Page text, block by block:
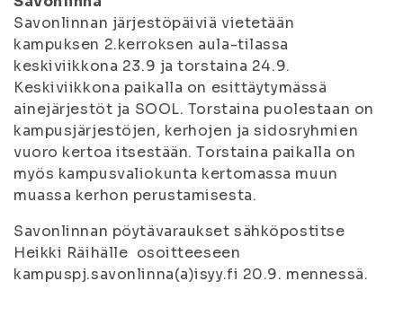
Savonlinnan järjestöpäiviä vietetään
kampuksen 2.kerroksen aula-tilassa
keskiviikkona 23.9 ja torstaina 24.9.
Keskiviikkona paikalla on esittäytymässä
ainejärjestöt ja SOOL. Torstaina puolestaan on
kampusjärjestöjen, kerhojen ja sidosryhmien
vuoro kertoa itsestään. Torstaina paikalla on
myös kampusvaliokunta kertomassa muun
muassa kerhon perustamisesta.
Savonlinnan pöytävaraukset sähköpostitse
Heikki Räihälle osoitteeseen
kampuspj.savonlinna(a)isyy.fi 20.9. mennessä.